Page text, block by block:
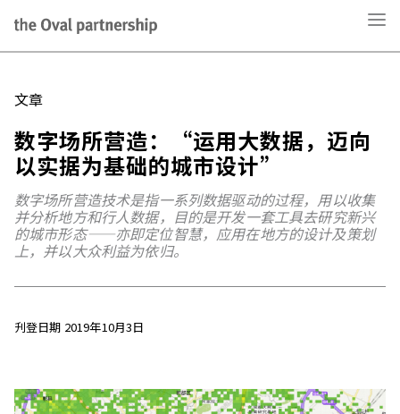
文章
数字场所营造：“运用大数据，迈向
以实据为基础的城市设计”
数字场所营造技术是指一系列数据驱动的过程，用以收集
并分析地方和行人数据，目的是开发一套工具去研究新兴
的城市形态——亦即定位智慧，应用在地方的设计及策划
上，并以大众利益为依归。
刋登日期 2019年10月3日